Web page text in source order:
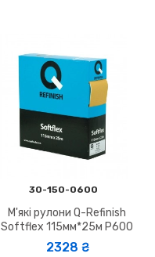
30-150-0600
М'які рулони Q-Refinish
Softflex 115мм*25м P600
2328 ₴